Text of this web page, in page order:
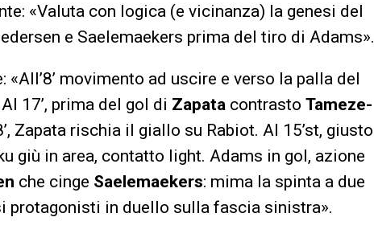
«Valuta con logica (e vicinanza) la genesi del
e Saelemaekers prima del tiro di Adams».
movimento ad uscire e verso la palla del
17’, prima del gol di Zapata contrasto Tameze-
Zapata rischia il giallo su Rabiot. Al 15’st, giusto
giù in area, contatto light. Adams in gol, azione
che cinge Saelemaekers: mima la spinta a due
protagonisti in duello sulla fascia sinistra».